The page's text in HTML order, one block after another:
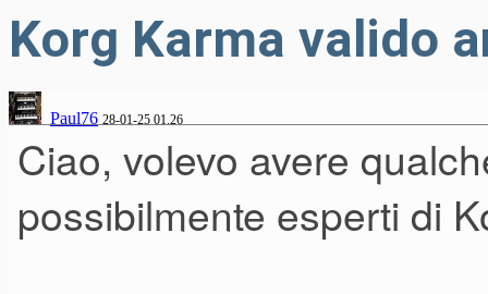
Korg Karma valido
Paul76 28-01-25 01.26
Ciao, volevo avere
possibilmente esperti di